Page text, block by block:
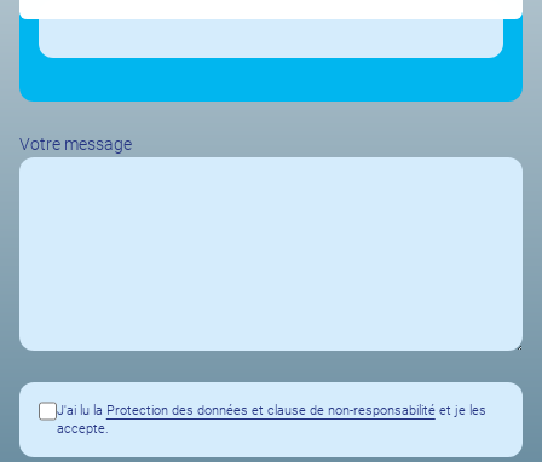
Votre message
J'ai lu la Protection des données et clause de non-responsabilitéet je les
accepte.